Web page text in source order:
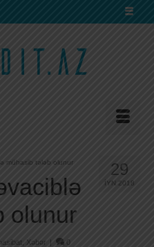
29
İYN 2018
mühasib tələb olunur
olunur
Xəbər | 0